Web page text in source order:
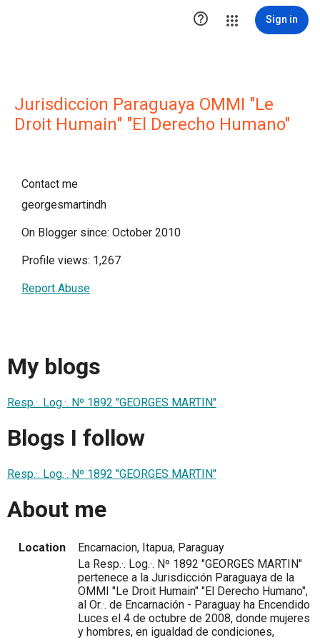
 Sign in
Jurisdiccion Paraguaya OMMI "Le
Droit Humain" "El Derecho Humano"
Contact me
georgesmartindh
On Blogger since: October 2010
Profile views: 1,267
Report Abuse
My blogs
Resp.·. Log.·. Nº 1892 "GEORGES MARTIN"
Blogs I follow
Resp.·. Log.·. Nº 1892 "GEORGES MARTIN"
About me
Location
Encarnacion, Itapua, Paraguay
La Resp.·. Log.·. Nº 1892 "GEORGES MARTIN"
pertenece a la Jurisdicción Paraguaya de la
OMMI "Le Droit Humain" "El Derecho Humano",
al Or.·. de Encarnación - Paraguay ha Encendido
Luces el 4 de octubre de 2008, donde mujeres
y hombres, en igualdad de condiciones,